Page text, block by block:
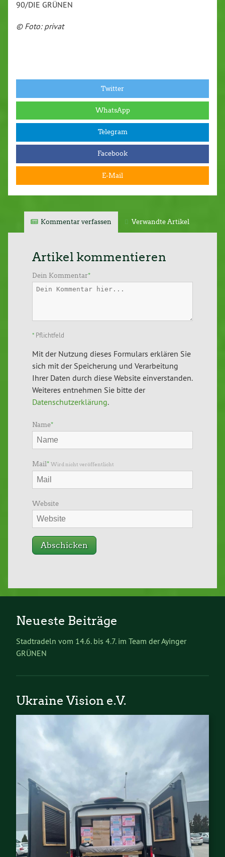
90/DIE GRÜNEN
© Foto: privat
Twitter
WhatsApp
Telegram
Facebook
E-Mail
Kommentar verfassen Verwandte Artikel
Artikel kommentieren
Dein Kommentar*
* Pflichtfeld
Mit der Nutzung dieses Formulars erklären Sie
sich mit der Speicherung und Verarbeitung
Ihrer Daten durch diese Website einverstanden.
Weiteres entnehmen Sie bitte der
Datenschutzerklärung.
Name*
Mail* Wird nicht veröffentlicht
Website
Neueste Beiträge
Stadtradeln vom 14.6. bis 4.7. im Team der Ayinger
GRÜNEN
Ukraine Vision e.V.